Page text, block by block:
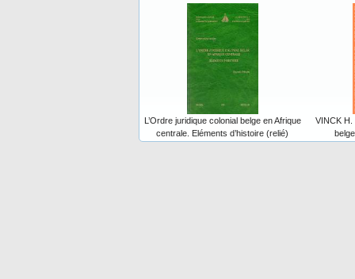
L’Ordre juridique colonial belge en Afrique
centrale. Eléments d’histoire (relié)
VINCK H.